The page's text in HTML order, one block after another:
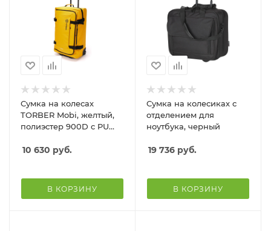
Сумка на колесах
TORBER Mobi, желтый,
полиэстер 900D с PU
см, 81 л
10 630 руб.
В КОРЗИНУ
Сумка на колесиках с
отделением для
ноутбука, черный
19 736 руб.
В КОРЗИНУ